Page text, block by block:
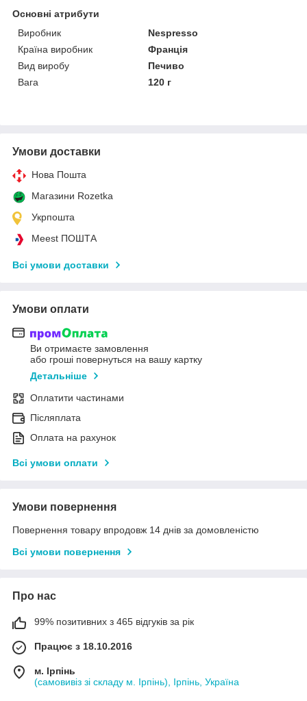
Основні атрибути
Виробник
Nespresso
Країна виробник
Франція
Вид виробу
Печиво
Вага
120 г
Умови доставки
Нова Пошта
Магазини Rozetka
Укрпошта
Meest ПОШТА
Всі умови доставки
Умови оплати
Ви отримаєте замовлення
або гроші повернуться на вашу картку
Детальніше
Оплатити частинами
Післяплата
Оплата на рахунок
Всі умови оплати
Умови повернення
Повернення товару впродовж 14 днів за домовленістю
Всі умови повернення
Про нас
99% позитивних з 465 відгуків за рік
Працює з 18.10.2016
м. Ірпінь
(самовивіз зі складу м. Ірпінь), Ірпінь, Україна